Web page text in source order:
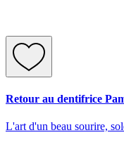
Retour au dentifrice
L'art d'un beau sourire,